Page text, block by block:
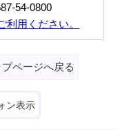
54-0800
用ください。
プページへ戻る
ン表示